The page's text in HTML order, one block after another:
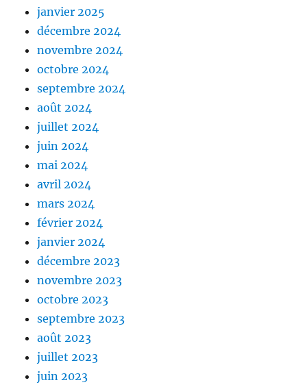
janvier 2025
décembre 2024
novembre 2024
octobre 2024
septembre 2024
août 2024
juillet 2024
juin 2024
mai 2024
avril 2024
mars 2024
février 2024
janvier 2024
décembre 2023
novembre 2023
octobre 2023
septembre 2023
août 2023
juillet 2023
juin 2023